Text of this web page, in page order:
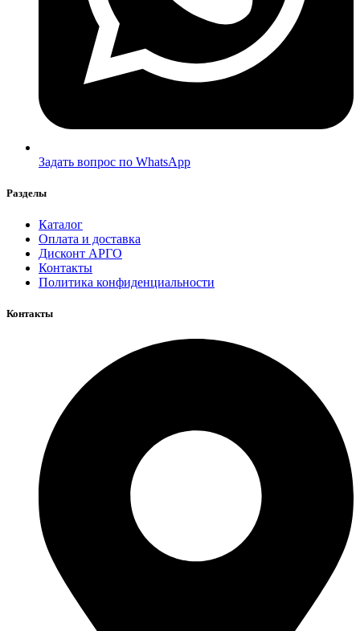
Задать вопрос по WhatsApp
Разделы
Каталог
Оплата и доставка
Дисконт АРГО
Контакты
Политика конфиденциальности
Контакты